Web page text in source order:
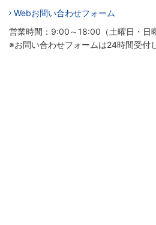
Webお問い合わせフォーム
営業時間：9:00～18:00（土曜日・日
※お問い合わせフォームは24時間受付